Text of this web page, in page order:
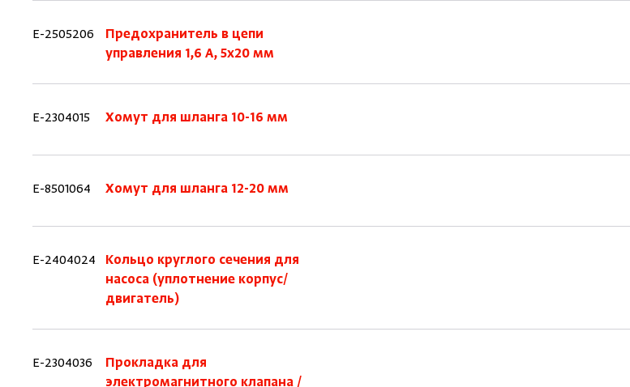
E-2505206
Предохранитель в цепи
управления 1,6 A, 5x20 мм
E-2304015 Хомут для шланга 10-16 мм
E-8501064 Хомут для шланга 12-20 мм
E-2404024
Кольцо круглого сечения для
насоса (уплотнение корпус/
двигатель)
E-2304036
Прокладка для
электромагнитного клапана /